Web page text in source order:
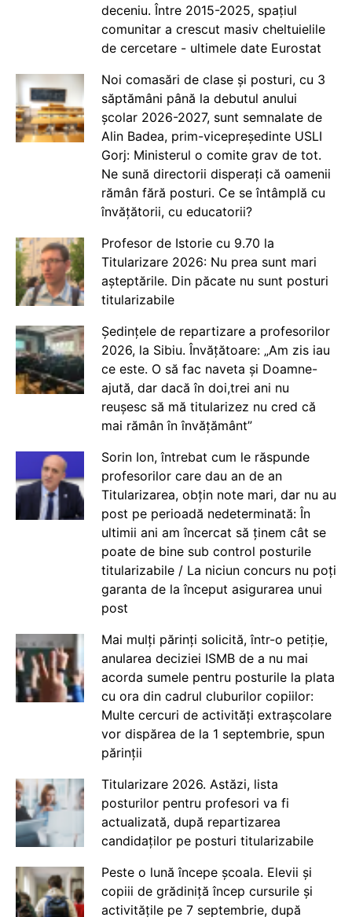
deceniu. Între 2015-2025, spațiul
comunitar a crescut masiv cheltuielile
de cercetare - ultimele date Eurostat
Noi comasări de clase și posturi, cu 3
săptămâni până la debutul anului
școlar 2026-2027, sunt semnalate de
Alin Badea, prim-vicepreședinte USLI
Gorj: Ministerul o comite grav de tot.
Ne sună directorii disperați că oamenii
rămân fără posturi. Ce se întâmplă cu
învățătorii, cu educatorii?
Profesor de Istorie cu 9.70 la
Titularizare 2026: Nu prea sunt mari
așteptările. Din păcate nu sunt posturi
titularizabile
Ședințele de repartizare a profesorilor
2026, la Sibiu. Învățătoare: „Am zis iau
ce este. O să fac naveta și Doamne-
ajută, dar dacă în doi,trei ani nu
reușesc să mă titularizez nu cred că
mai rămân în învățământ”
Sorin Ion, întrebat cum le răspunde
profesorilor care dau an de an
Titularizarea, obțin note mari, dar nu au
post pe perioadă nedeterminată: În
ultimii ani am încercat să ținem cât se
poate de bine sub control posturile
titularizabile / La niciun concurs nu poți
garanta de la început asigurarea unui
post
Mai mulți părinți solicită, într-o petiție,
anularea deciziei ISMB de a nu mai
acorda sumele pentru posturile la plata
cu ora din cadrul cluburilor copiilor:
Multe cercuri de activități extrașcolare
vor dispărea de la 1 septembrie, spun
părinții
Titularizare 2026. Astăzi, lista
posturilor pentru profesori va fi
actualizată, după repartizarea
candidaților pe posturi titularizabile
Peste o lună începe școala. Elevii și
copiii de grădiniță încep cursurile și
activitățile pe 7 septembrie, după